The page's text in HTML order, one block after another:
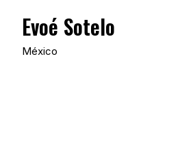
Evoé Sotelo
México